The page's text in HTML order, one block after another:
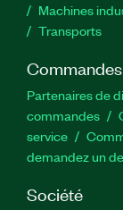
Machines
Transports
Commandes
Partenaires de
commandes
service
demandez un
Société